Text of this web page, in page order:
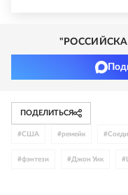
ПОДЕЛИТЬСЯ
#США #ремейк #
#фэнтези # Джон Уик #